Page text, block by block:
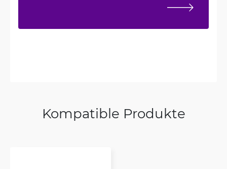
Kompatible Produkte